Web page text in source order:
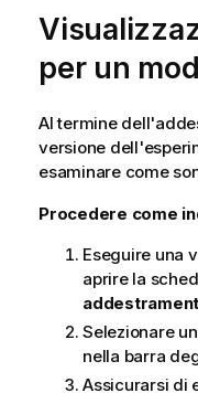
per un
Al termine
versione
esaminare come
Procedere come
Eseguire una
aprire la
Selezionare
nella barra
Assicurarsi di